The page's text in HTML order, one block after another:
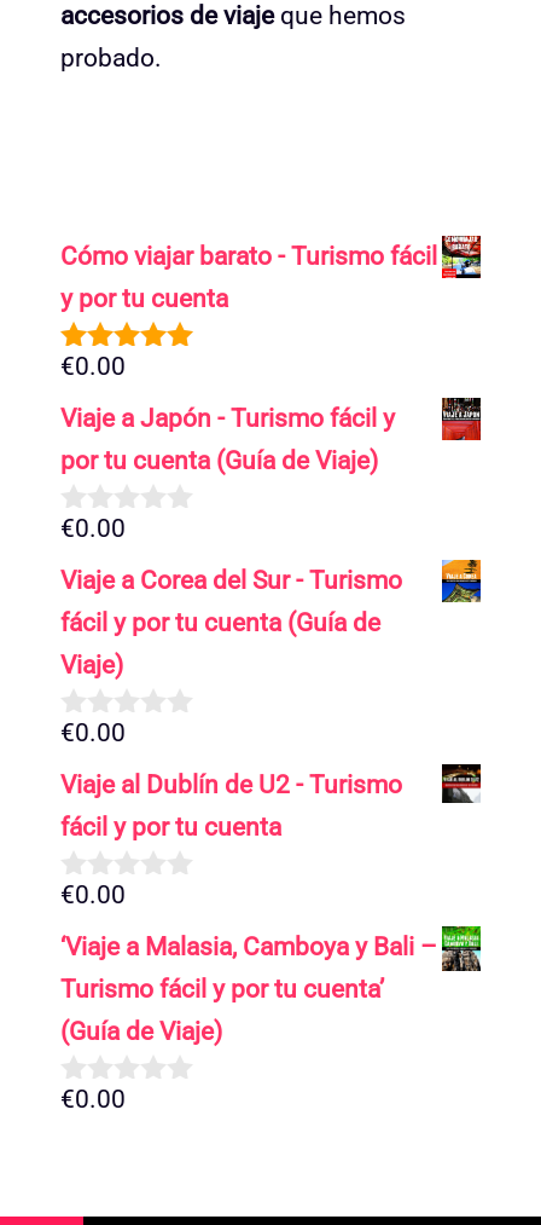
accesorios de viajeque hemos
probado.
Cómo viajar barato - Turismo fácil
y por tu cuenta
5.00de 5
€0.00
Viaje a Japón - Turismo fácil y
por tu cuenta (Guía de Viaje)
0
e
5
€0.00
Viaje a Corea del Sur - Turismo
fácil y por tu cuenta (Guía de
Viaje)
0
e
5
€0.00
Viaje al Dublín de U2 - Turismo
fácil y por tu cuenta
0
e
5
€0.00
‘Viaje a Malasia, Camboya y Bali –
Turismo fácil y por tu cuenta’
(Guía de Viaje)
0
€0.00